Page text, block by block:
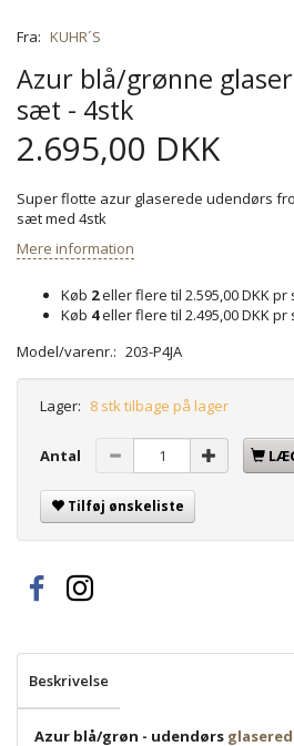
Fra: KUHR´S
Azur blå/grønne
sæt - 4stk
2.695,00 DKK
Super flotte azur glaserede udendørs
sæt med 4stk
Mere information
Køb 2eller flere til 2.595,00 DKKpr
Køb 4eller flere til 2.495,00 DKKpr
Model/varenr.: 203-P4JA
Lager: 8 stk tilbage på lager
Antal
Tilføj ønskeliste
Beskrivelse
Azur blå/grøn - udendørs